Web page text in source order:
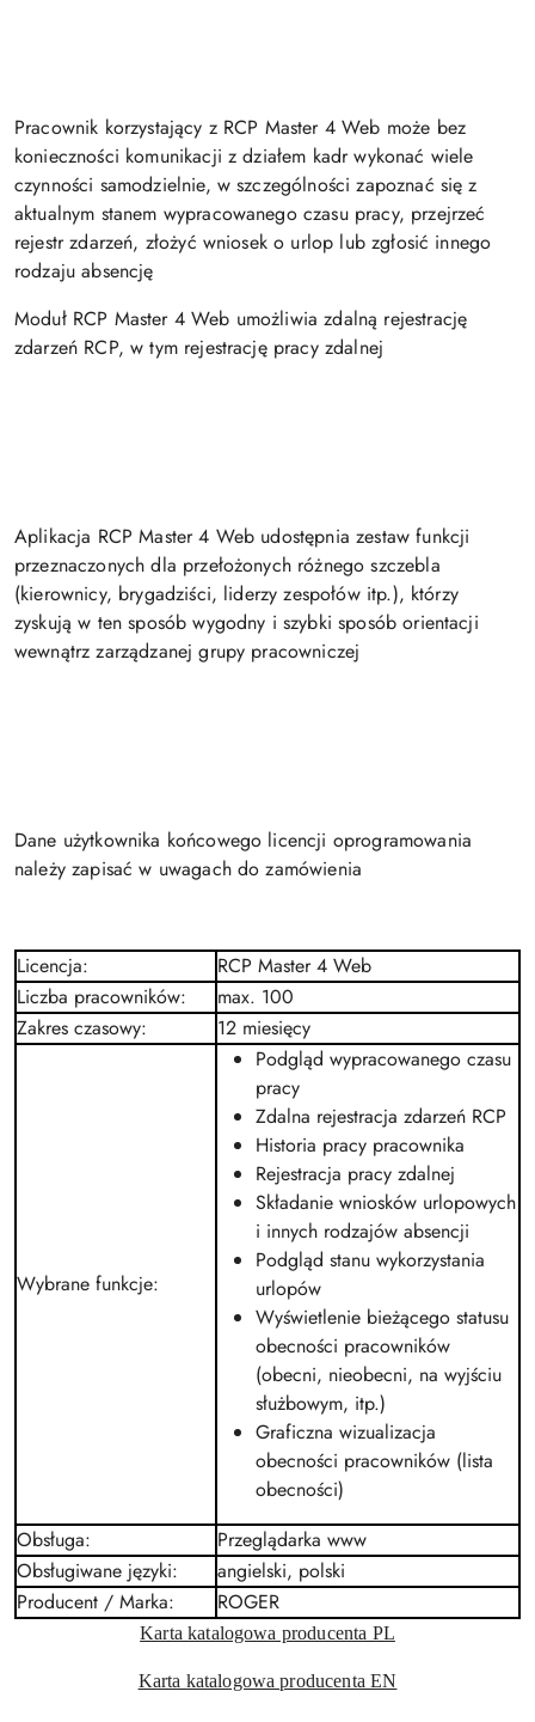
Pracownik korzystający z RCP Master 4 Web może bez
konieczności komunikacji z działem kadr wykonać wiele
czynności samodzielnie, w szczególności zapoznać się z
aktualnym stanem wypracowanego czasu pracy, przejrzeć
rejestr zdarzeń, złożyć wniosek o urlop lub zgłosić innego
rodzaju absencję
Moduł RCP Master 4 Web umożliwia zdalną rejestrację
zdarzeń RCP, w tym rejestrację pracy zdalnej
Aplikacja RCP Master 4 Web udostępnia zestaw funkcji
przeznaczonych dla przełożonych różnego szczebla
(kierownicy, brygadziści, liderzy zespołów itp.), którzy
zyskują w ten sposób wygodny i szybki sposób orientacji
wewnątrz zarządzanej grupy pracowniczej
Dane użytkownika końcowego licencji oprogramowania
należy zapisać w uwagach do zamówienia
Licencja:
RCP Master 4 Web
Liczba pracowników:
max. 100
Zakres czasowy: 12 miesięcy
Wybrane funkcje:
Podgląd wypracowanego czasu
pracy
Zdalna rejestracja zdarzeń RCP
Historia pracy pracownika
Rejestracja pracy zdalnej
Składanie wniosków urlopowych
i innych rodzajów absencji
Podgląd stanu wykorzystania
urlopów
Wyświetlenie bieżącego statusu
obecności pracowników
(obecni, nieobecni, na wyjściu
służbowym, itp.)
Graficzna wizualizacja
obecności pracowników (lista
obecności)
Obsługa:
Przeglądarka www
Obsługiwane języki:
angielski, polski
Producent / Marka: ROGER
Karta katalogowa producenta PL
Karta katalogowa producenta EN